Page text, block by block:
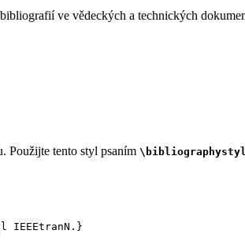
ve vědeckých a technických
Použijte tento styl psaním
IEEEtranN.}